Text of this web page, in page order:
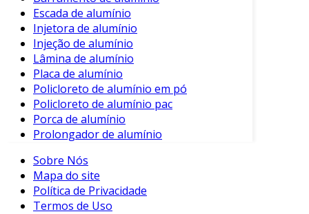
Escada de alumínio
Injetora de alumínio
Injeção de alumínio
Lâmina de alumínio
Placa de alumínio
Policloreto de alumínio em pó
Policloreto de alumínio pac
Porca de alumínio
Prolongador de alumínio
Sobre Nós
Mapa do site
Política de Privacidade
Termos de Uso